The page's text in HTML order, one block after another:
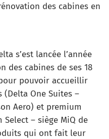
des cabines en
s’est lancée l’année
des cabines de ses 18
pour pouvoir accueillir
(Delta One Suites –
Aero) et premium
– siège MiQ de
qui ont fait leur